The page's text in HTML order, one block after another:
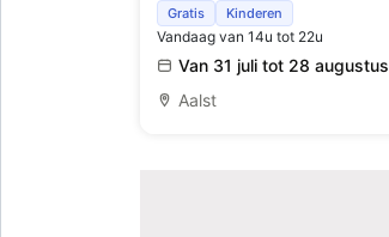
Zomer In De Pastorie
Gratis Kinderen
Vandaag van 14u tot 22u
Van 31 juli tot 28 augustus
Aalst